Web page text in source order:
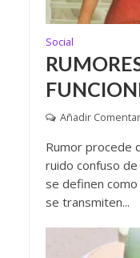
Social
Añadir
Rumor procede
ruido confuso
se definen
se transmiten...